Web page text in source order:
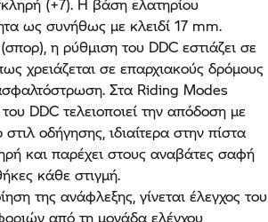
ως συνήθως με κλειδί 17 mm.
η ρύθμιση του DDC εστιάζει σε
χρειάζεται σε επαρχιακούς δρόμους
Στα Riding Modes
DDC τελειοποιεί την απόδοση με
οδήγησης, ιδιαίτερα στην πίστα
και παρέχει στους αναβάτες σαφή
κάθε στιγμή.
της ανάφλεξης, γίνεται έλεγχος του
από τη μονάδα ελέγχου